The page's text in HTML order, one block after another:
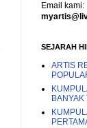
Email kami:
SEJARAH
ARTIS
BANYAK